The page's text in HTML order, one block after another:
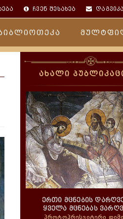
ჩვენ შესახებ
ახალი
ერთი მცნების
ყველა მცნებას
პროტოპრესვიტერი